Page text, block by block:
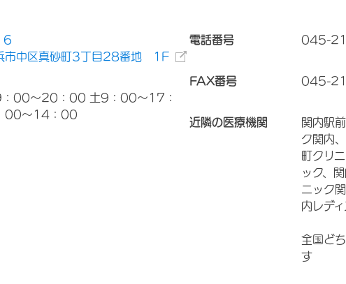
市中区真砂町3丁目28番地 1F
：00～20：00 土9：00～17：
～14：00
電話番号 045-
FAX番号 045-
近隣の医療機関
関内駅
ク関内
町クリ
ック、
ニック
内レデ
全国ど
す